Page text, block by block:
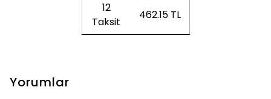
12
Taksit
462.15 TL
Yorumlar